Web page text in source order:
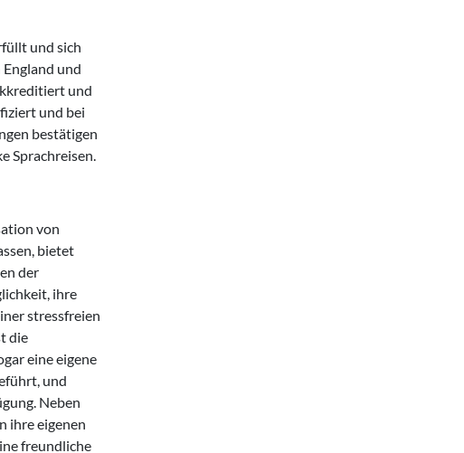
und sich
und
und
und bei
bestätigen
Sprachreisen.
von
bietet
der
ihre
stressfreien
die
eine eigene
und
Neben
ihre eigenen
freundliche